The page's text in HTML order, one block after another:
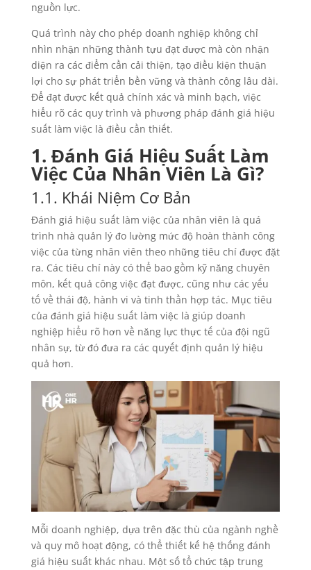
nguồn lực.
Quá trình này cho phép doanh nghiệp không chỉ
nhìn nhận những thành tựu đạt được mà còn nhận
diện ra các điểm cần cải thiện, tạo điều kiện thuận
lợi cho sự phát triển bền vững và thành công lâu dài.
Để đạt được kết quả chính xác và minh bạch, việc
hiểu rõ các quy trình và phương pháp đánh giá hiệu
suất làm việc là điều cần thiết.
1. Đánh Giá Hiệu Suất Làm
Việc Của Nhân Viên Là Gì?
1.1. Khái Niệm Cơ Bản
Đánh giá hiệu suất làm việc của nhân viên là quá
trình nhà quản lý đo lường mức độ hoàn thành công
việc của từng nhân viên theo những tiêu chí được đặt
ra. Các tiêu chí này có thể bao gồm kỹ năng chuyên
môn, kết quả công việc đạt được, cũng như các yếu
tố về thái độ, hành vi và tinh thần hợp tác. Mục tiêu
của đánh giá hiệu suất làm việc là giúp doanh
nghiệp hiểu rõ hơn về năng lực thực tế của đội ngũ
nhân sự, từ đó đưa ra các quyết định quản lý hiệu
quả hơn.
Mỗi doanh nghiệp, dựa trên đặc thù của ngành nghề
và quy mô hoạt động, có thể thiết kế hệ thống đánh
giá hiệu suất khác nhau. Một số tổ chức tập trung